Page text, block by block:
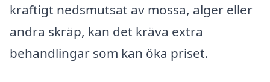
kraftigt nedsmutsat av mossa, alger eller
andra skräp, kan det kräva extra
behandlingar som kan öka priset.